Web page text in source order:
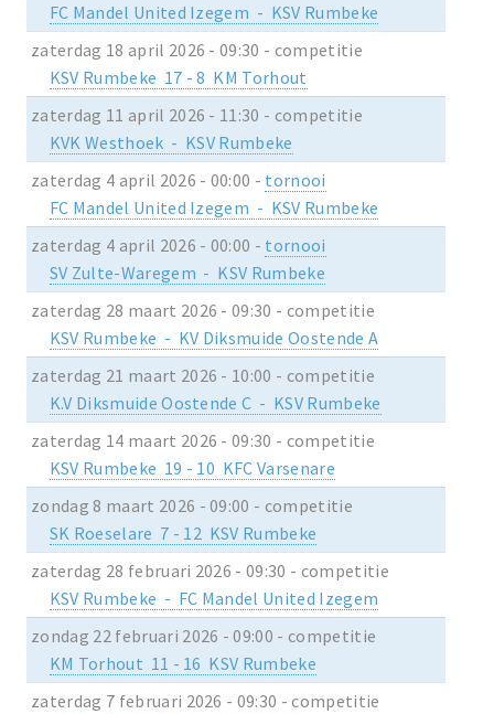
FC Mandel United Izegem - KSV Rumbeke
zaterdag 18 april 2026 - 09:30 - competitie
KSV Rumbeke 17 - 8 KM Torhout
zaterdag 11 april 2026 - 11:30 - competitie
KVK Westhoek - KSV Rumbeke
zaterdag 4 april 2026 - 00:00 - tornooi
FC Mandel United Izegem - KSV Rumbeke
zaterdag 4 april 2026 - 00:00 - tornooi
SV Zulte-Waregem - KSV Rumbeke
zaterdag 28 maart 2026 - 09:30 - competitie
KSV Rumbeke - KV Diksmuide Oostende A
zaterdag 21 maart 2026 - 10:00 - competitie
K.V Diksmuide Oostende C - KSV Rumbeke
zaterdag 14 maart 2026 - 09:30 - competitie
KSV Rumbeke 19 - 10 KFC Varsenare
zondag 8 maart 2026 - 09:00 - competitie
SK Roeselare 7 - 12 KSV Rumbeke
zaterdag 28 februari 2026 - 09:30 - competitie
KSV Rumbeke - FC Mandel United Izegem
zondag 22 februari 2026 - 09:00 - competitie
KM Torhout 11 - 16 KSV Rumbeke
zaterdag 7 februari 2026 - 09:30 - competitie